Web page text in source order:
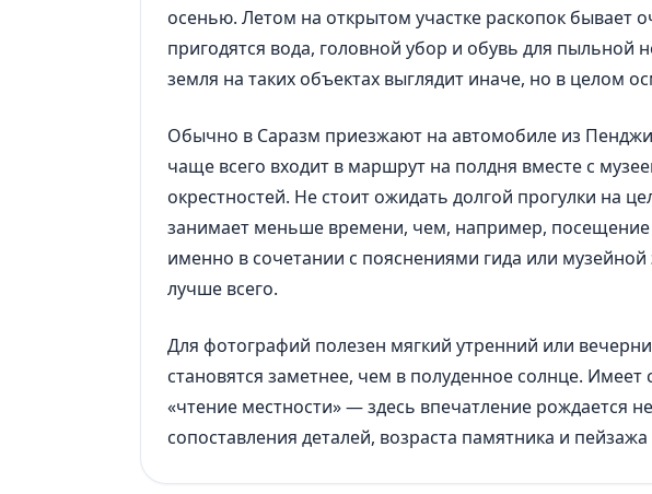
осенью. Летом на открытом участке раскопок бывает
пригодятся вода, головной убор и обувь для пыльной
земля на таких объектах выглядит иначе, но в целом
Обычно в Саразм приезжают на автомобиле из
чаще всего входит в маршрут на полдня вместе с
окрестностей. Не стоит ожидать долгой прогулки на
занимает меньше времени, чем, например,
именно в сочетании с пояснениями гида или музейной
лучше всего.
Для фотографий полезен мягкий утренний или
становятся заметнее, чем в полуденное солнце. Имеет
«чтение местности» — здесь впечатление рождается
сопоставления деталей, возраста памятника и пейзажа